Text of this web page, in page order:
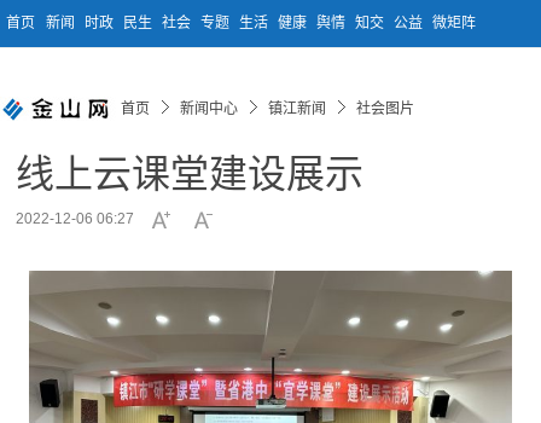
首页 新闻 时政 民生 社会 专题 生活 健康 舆情 知交 公益 微矩阵
首页 新闻中心 镇江新闻 社会图片
线上云课堂建设展示
2022-12-06 06:27